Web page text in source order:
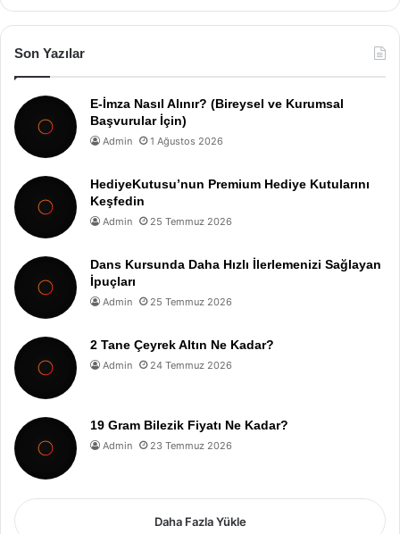
Son Yazılar
E-İmza Nasıl Alınır? (Bireysel ve Kurumsal
Başvurular İçin)
Admin 1 Ağustos 2026
HediyeKutusu’nun Premium Hediye Kutularını
Keşfedin
Admin 25 Temmuz 2026
Dans Kursunda Daha Hızlı İlerlemenizi Sağlayan
İpuçları
Admin 25 Temmuz 2026
2 Tane Çeyrek Altın Ne Kadar?
Admin 24 Temmuz 2026
19 Gram Bilezik Fiyatı Ne Kadar?
Admin 23 Temmuz 2026
Daha Fazla Yükle